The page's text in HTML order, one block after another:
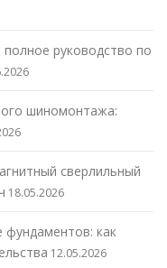
руководство по
шиномонтажа:
сверлильный
18.05.2026
фундаментов: как
12.05.2026